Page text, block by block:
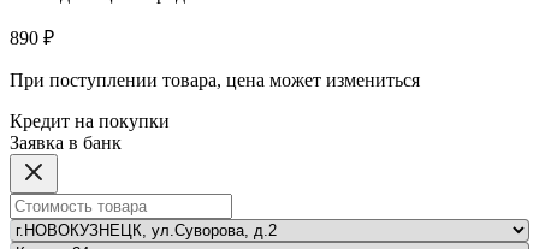
890 ₽
При поступлении товара, цена может измениться
Кредит на покупки
Заявка в банк